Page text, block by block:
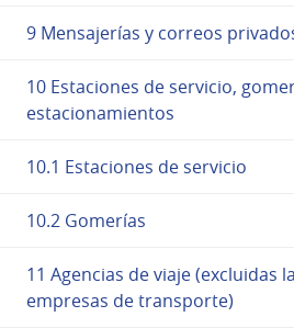
9 Mensajerías y correos
10 Estaciones de servicio,
estacionamientos
10.1 Estaciones de servicio
10.2 Gomerías
11 Agencias de viaje (excluidas
empresas de transporte)